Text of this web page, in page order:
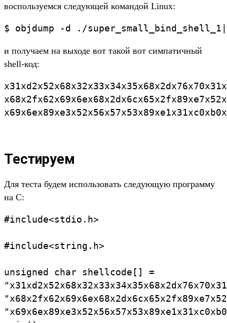
воспользуемся следующей командой Linux:
и получаем на выходе вот такой вот симпатичный
shell-код:
Тестируем
Для теста будем использовать следующую программу
на С:
#include<stdio.h>
#include<string.h>
unsigned char shellcode[] =